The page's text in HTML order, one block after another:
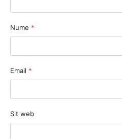
Nume *
Email *
Sit web